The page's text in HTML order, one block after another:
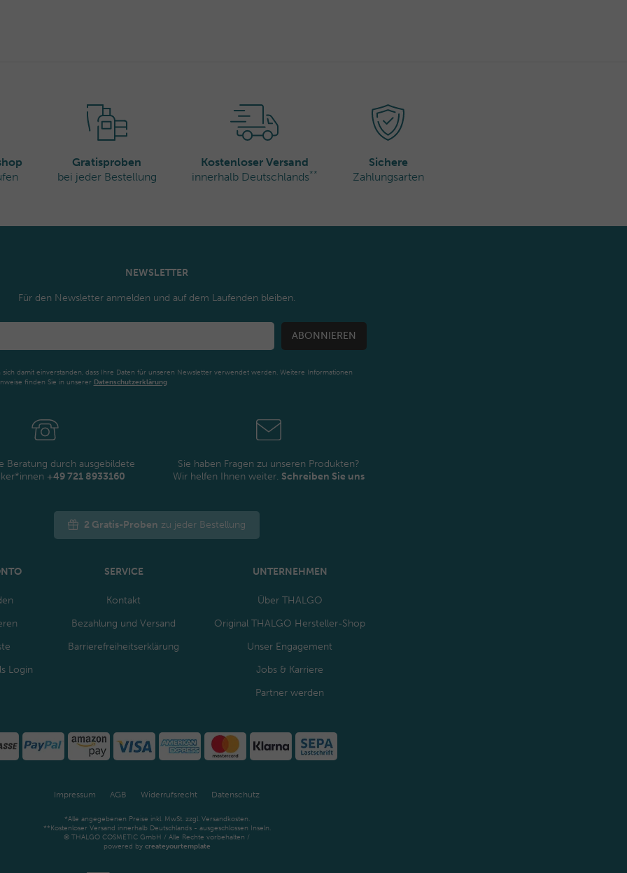
Gratisproben
bei jeder Bestellung
Kostenloser Versand
innerhalb Deutschlands**
Sichere
Zahlungsarten
NEWSLETTER
Für den Newsletter anmelden und auf dem Laufenden bleiben.
ABONNIEREN
sich damit einverstanden, dass Ihre Daten für unseren Newsletter verwendet werden. Weitere Informationen
finden Sie in unserer Daten­schutz­erklärung
Beratung durch ausgebildete
+49 721 8933160
Sie haben Fragen zu unseren Produkten?
Wir helfen Ihnen weiter. Schreiben Sie uns
2 Gratis-Proben zu jeder Bestellung
Login
SERVICE
Kontakt
Bezahlung und Versand
Barrierefreiheitserklärung
UNTERNEHMEN
Über THALGO
Original THALGO Hersteller-Shop
Unser Engagement
Jobs & Karriere
Partner werden
Impressum AGB Widerrufsrecht Datenschutz
*Alle angegebenen Preise inkl. MwSt. zzgl. Versandkosten.
**Kostenloser Versand innerhalb Deutschlands - ausgeschlossen Inseln.
© THALGO COSMETIC GmbH / Alle Rechte vorbehalten /
powered by createyourtemplate